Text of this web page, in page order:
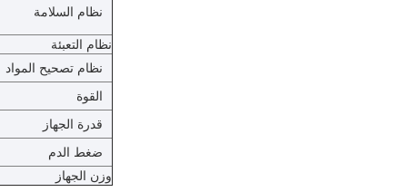
نظام السلامة
نظام التعبئة
نظام تصحيح المواد
القوة
قدرة الجهاز
ضغط الدم
وزن الجهاز